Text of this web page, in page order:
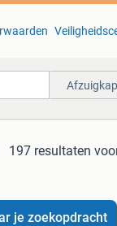
197 resultaten
je zoekopdracht